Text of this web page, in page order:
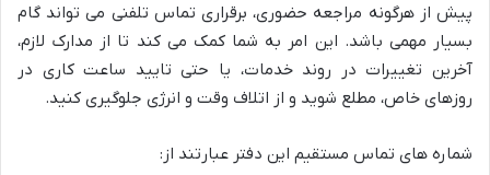
پیش از هرگونه مراجعه حضوری، برقراری تماس تلفنی می تواند گام
بسیار مهمی باشد. این امر به شما کمک می کند تا از مدارک لازم،
آخرین تغییرات در روند خدمات، یا حتی تایید ساعت کاری در
روزهای خاص، مطلع شوید و از اتلاف وقت و انرژی جلوگیری کنید.
شماره های تماس مستقیم این دفتر عبارتند از: